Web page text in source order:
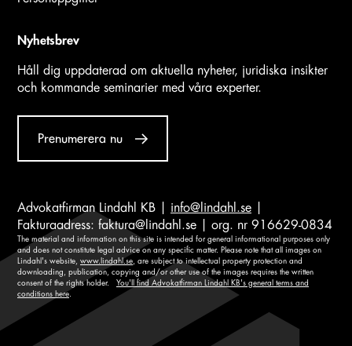
Nyhetsbrev
Håll dig uppdaterad om aktuella nyheter, juridiska insikter
och kommande seminarier med våra experter.
Prenumerera nu
Advokatfirman Lindahl KB | info@lindahl.se
Fakturaadress: faktura@lindahl.se | org. nr 916629-0834
The material and information on this site is intended for general informational purposes only
and does not constitute legal advice on any specific matter. Please note that all images on
Lindahl's website, www.lindahl.se, are subject to intellectual property protection and
downloading, publication, copying and/or other use of the images requires the written
consent of the rights holder. You'll find Advokatfirman Lindahl KB's general terms and
conditions here.